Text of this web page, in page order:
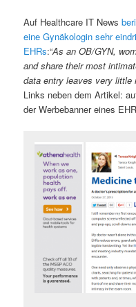
Auf Healthcare IT News
eine Gynäkologin sehr
EHRs:“As an OB/GYN,
and share their most
data entry leaves very
Links neben dem Artikel:
der Werbebanner eines